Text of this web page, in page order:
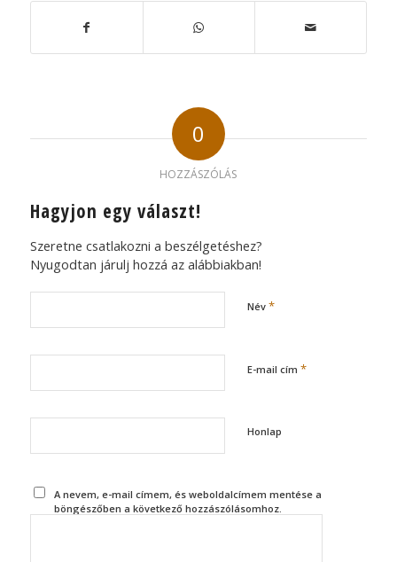
0
HOZZÁSZÓLÁS
Hagyjon egy választ!
Szeretne csatlakozni a beszélgetéshez?
Nyugodtan járulj hozzá az alábbiakban!
Név *
E-mail cím *
Honlap
A nevem, e-mail címem, és weboldalcímem mentése a
böngészőben a következő hozzászólásomhoz.